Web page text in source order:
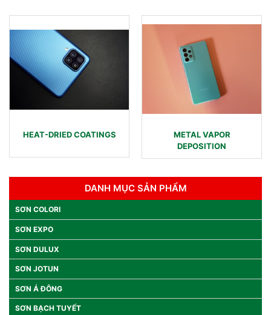
HEAT-DRIED COATINGS
METAL VAPOR
DEPOSITION
DANH MỤC SẢN PHẨM
SƠN COLORI
SƠN EXPO
SƠN DULUX
SƠN JOTUN
SƠN Á ĐÔNG
SƠN BẠCH TUYẾT